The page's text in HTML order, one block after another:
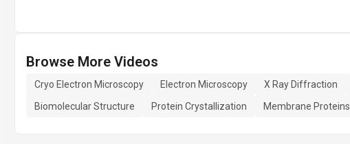
Browse More Videos
Cryo Electron Microscopy Electron Microscopy X Ray Diffraction
Biomolecular Structure
Protein Crystallization Membrane Proteins